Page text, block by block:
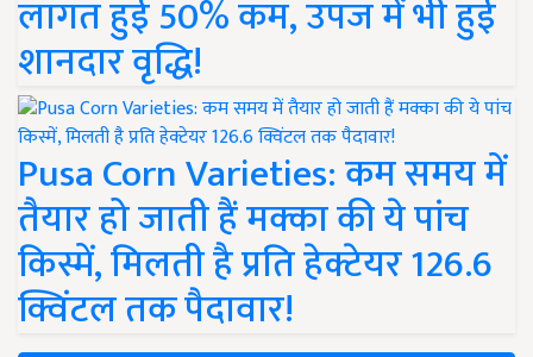
लागत हुई 50% कम, उपज में भी हुई
शानदार वृद्धि!
Pusa Corn Varieties: कम समय में
तैयार हो जाती हैं मक्का की ये पांच
किस्में, मिलती है प्रति हेक्टेयर 126.6
क्विंटल तक पैदावार!